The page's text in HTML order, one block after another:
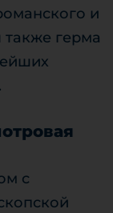
и
также герма
с